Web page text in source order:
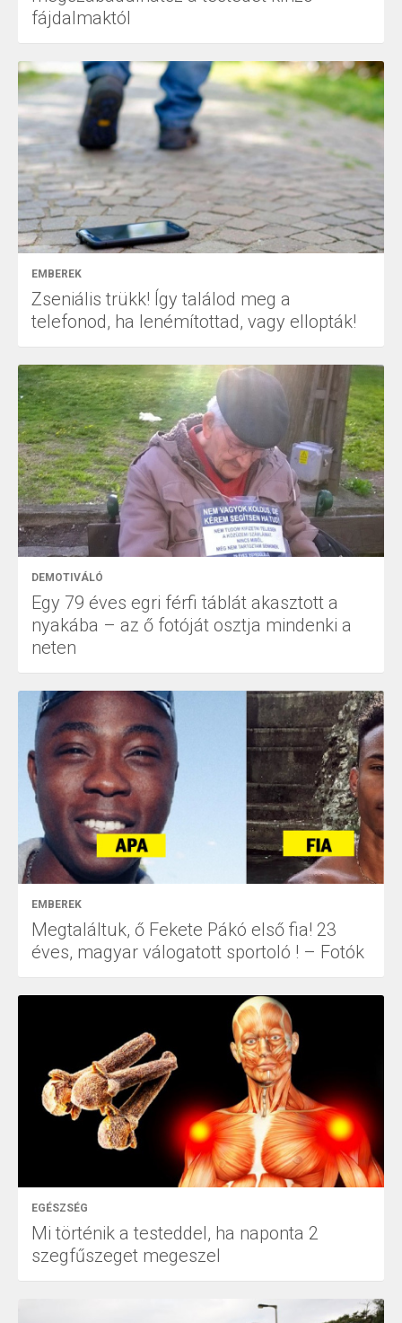
fájdalmaktól
EMBEREK
Zseniális trükk! Így találod meg a
telefonod, ha lenémítottad, vagy ellopták!
DEMOTIVÁLÓ
Egy 79 éves egri férfi táblát akasztott a
nyakába – az ő fotóját osztja mindenki a
neten
EMBEREK
Megtaláltuk, ő Fekete Pákó első fia! 23
éves, magyar válogatott sportoló ! – Fotók
EGÉSZSÉG
Mi történik a testeddel, ha naponta 2
szegfűszeget megeszel